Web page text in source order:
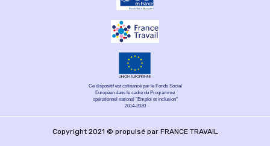
Ce dispositif est cofinancé par le Fonds Social
Européen dans le cadre du Programme
opérationnel national "Emploi et inclusion"
2014-2020
Copyright 2021 © propulsé par FRANCE TRAVAIL